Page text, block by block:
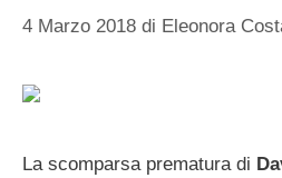
4 Marzo 2018 di Eleonora
La scomparsa prematura di